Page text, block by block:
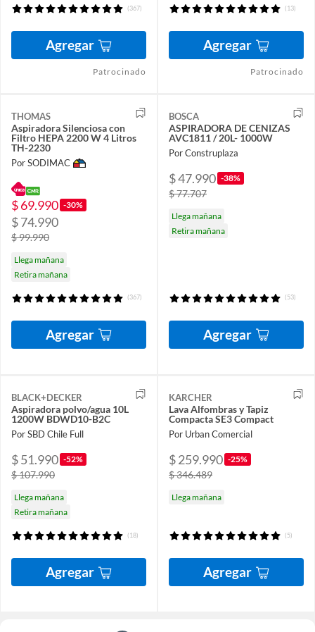
(367)
Agregar
Patrocinado
(13)
Agregar
Patrocinado
THOMAS
Aspiradora Silenciosa con
Filtro HEPA 2200 W 4 Litros
TH-2230
Por SODIMAC
$ 69.990 -30%
$ 74.990
$ 99.990
Llega mañana
Retira mañana
(367)
Agregar
BOSCA
ASPIRADORA DE CENIZAS
AVC1811 / 20L- 1000W
Por Construplaza
$ 47.990 -38%
$ 77.707
Llega mañana
Retira mañana
(53)
Agregar
BLACK+DECKER
Aspiradora polvo/agua 10L
1200W BDWD10-B2C
Por SBD Chile Full
$ 51.990 -52%
$ 107.990
Llega mañana
Retira mañana
(18)
Agregar
KARCHER
Lava Alfombras y Tapiz
Compacta SE3 Compact
Por Urban Comercial
$ 259.990 -25%
$ 346.489
Llega mañana
(5)
Agregar